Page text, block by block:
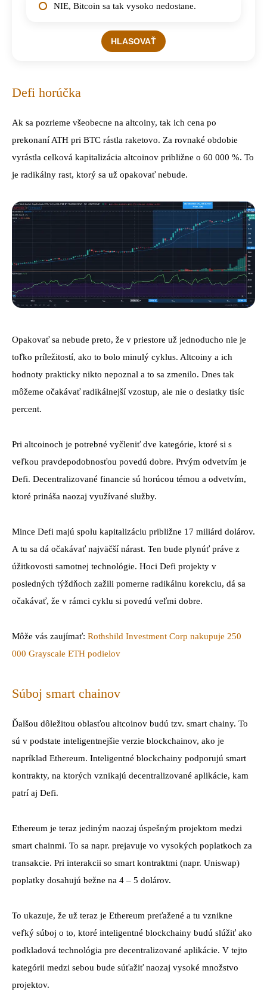
NIE, Bitcoin sa tak vysoko nedostane.
Defi horúčka
Ak sa pozrieme všeobecne na altcoiny, tak ich cena po
prekonaní ATH pri BTC rástla raketovo. Za rovnaké obdobie
vyrástla celková kapitalizácia altcoinov približne o 60 000 %. To
je radikálny rast, ktorý sa už opakovať nebude.
Opakovať sa nebude preto, že v priestore už jednoducho nie je
toľko príležitostí, ako to bolo minulý cyklus. Altcoiny a ich
hodnoty prakticky nikto nepoznal a to sa zmenilo. Dnes tak
môžeme očakávať radikálnejší vzostup, ale nie o desiatky tisíc
percent.
Pri altcoinoch je potrebné vyčleniť dve kategórie, ktoré si s
veľkou pravdepodobnosťou povedú dobre. Prvým odvetvím je
Defi. Decentralizované financie sú horúcou témou a odvetvím,
ktoré prináša naozaj využívané služby.
Mince Defi majú spolu kapitalizáciu približne 17 miliárd dolárov.
A tu sa dá očakávať najväčší nárast. Ten bude plynúť práve z
úžitkovosti samotnej technológie. Hoci Defi projekty v
posledných týždňoch zažili pomerne radikálnu korekciu, dá sa
očakávať, že v rámci cyklu si povedú veľmi dobre.
Môže vás zaujímať: Rothshild Investment Corp nakupuje 250
000 Grayscale ETH podielov
Súboj smart chainov
Ďalšou dôležitou oblasťou altcoinov budú tzv. smart chainy. To
sú v podstate inteligentnejšie verzie blockchainov, ako je
napríklad Ethereum. Inteligentné blockchainy podporujú smart
kontrakty, na ktorých vznikajú decentralizované aplikácie, kam
patrí aj Defi.
Ethereum je teraz jediným naozaj úspešným projektom medzi
smart chainmi. To sa napr. prejavuje vo vysokých poplatkoch za
transakcie. Pri interakcii so smart kontraktmi (napr. Uniswap)
poplatky dosahujú bežne na 4 – 5 dolárov.
To ukazuje, že už teraz je Ethereum preťažené a tu vznikne
veľký súboj o to, ktoré inteligentné blockchainy budú slúžiť ako
podkladová technológia pre decentralizované aplikácie. V tejto
kategórii medzi sebou bude súťažiť naozaj vysoké množstvo
projektov.